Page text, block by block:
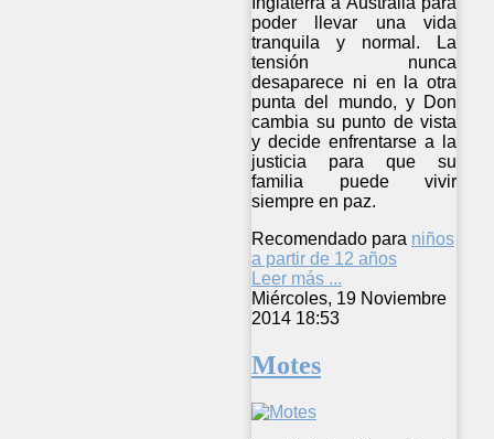
poder llevar una vida
tranquila y normal. La
tensión nunca
desaparece ni en la otra
punta del mundo, y Don
cambia su punto de vista
y decide enfrentarse a la
justicia para que su
familia puede vivir
siempre en paz.
Recomendado para niños
a partir de 12 años
Leer más ...
Miércoles, 19 Noviembre
2014 18:53
Motes